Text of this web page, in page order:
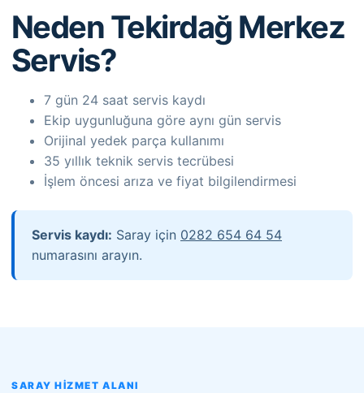
Neden Tekirdağ Merkez
Servis?
7 gün 24 saat servis kaydı
Ekip uygunluğuna göre aynı gün servis
Orijinal yedek parça kullanımı
35 yıllık teknik servis tecrübesi
İşlem öncesi arıza ve fiyat bilgilendirmesi
Servis kaydı: Saray için 0282 654 64 54
numarasını arayın.
SARAY HIZMET ALANI